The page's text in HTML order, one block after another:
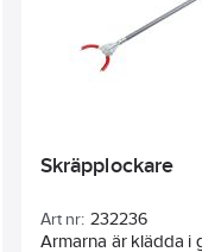
Skräpplockare
Art nr: 232236
Armarna är klädda i